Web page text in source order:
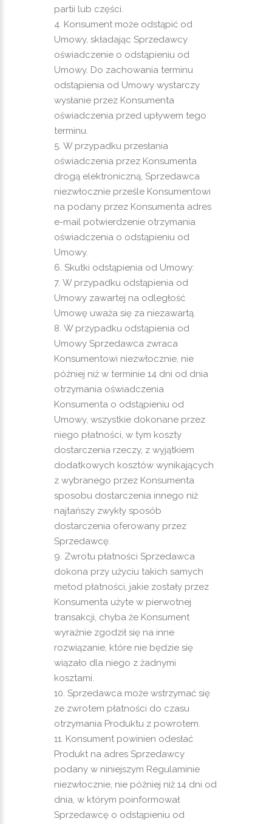
partii lub części.
Konsument może odstąpić od
Umowy, składając Sprzedawcy
oświadczenie o odstąpieniu od
Umowy. Do zachowania terminu
odstąpienia od Umowy wystarczy
wysłanie przez Konsumenta
oświadczenia przed upływem tego
terminu.
W przypadku przesłania
oświadczenia przez Konsumenta
drogą elektroniczną, Sprzedawca
niezwłocznie prześle Konsumentowi
na podany przez Konsumenta adres
e-mail potwierdzenie otrzymania
oświadczenia o odstąpieniu od
Umowy.
Skutki odstąpienia od Umowy:
W przypadku odstąpienia od
Umowy zawartej na odległość
Umowę uważa się za niezawartą.
W przypadku odstąpienia od
Umowy Sprzedawca zwraca
Konsumentowi niezwłocznie, nie
później niż w terminie 14 dni od dnia
otrzymania oświadczenia
Konsumenta o odstąpieniu od
Umowy, wszystkie dokonane przez
niego płatności, w tym koszty
dostarczenia rzeczy, z wyjątkiem
dodatkowych kosztów wynikających
z wybranego przez Konsumenta
sposobu dostarczenia innego niż
najtańszy zwykły sposób
dostarczenia oferowany przez
Sprzedawcę.
Zwrotu płatności Sprzedawca
dokona przy użyciu takich samych
metod płatności, jakie zostały przez
Konsumenta użyte w pierwotnej
transakcji, chyba że Konsument
wyraźnie zgodził się na inne
rozwiązanie, które nie będzie się
wiązało dla niego z żadnymi
kosztami.
Sprzedawca może wstrzymać się
ze zwrotem płatności do czasu
otrzymania Produktu z powrotem.
Konsument powinien odesłać
Produkt na adres Sprzedawcy
podany w niniejszym Regulaminie
niezwłocznie, nie później niż 14 dni od
dnia, w którym poinformował
Sprzedawcę o odstąpieniu od